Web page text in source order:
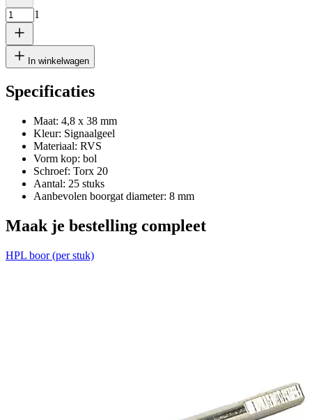
Breedte
Verwijder plaat
Voeg nog een plaat toe
1
In winkelwagen
Specificaties
Maat: 4,8 x 38 mm
Kleur: Signaalgeel
Materiaal: RVS
Vorm kop: bol
Schroef: Torx 20
Aantal: 25 stuks
Aanbevolen boorgat diameter: 8 mm
Maak je bestelling compleet
HPL boor (per stuk)